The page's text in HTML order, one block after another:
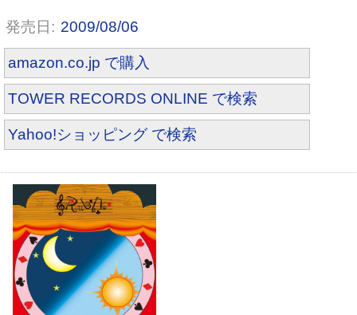
2009/08/06
amazon.co.jp で購入
TOWER RECORDS ONLINE で検索
Yahoo!ショッピング で検索